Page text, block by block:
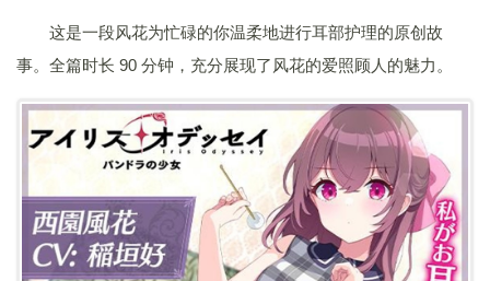
这是一段风花为忙碌的你温柔地进行耳部护理的原创故
事。全篇时长 90 分钟，充分展现了风花的爱照顾人的魅力。